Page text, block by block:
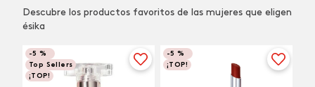
Descubre los productos favoritos de las mujeres que eligen
ésika
-5 %
Top Sellers
¡TOP!
-5 %
¡TOP!